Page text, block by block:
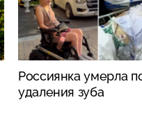
Россиянка умерла
удаления зуба